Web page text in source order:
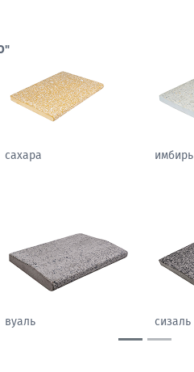
сахара имбирь
гобелен вуаль